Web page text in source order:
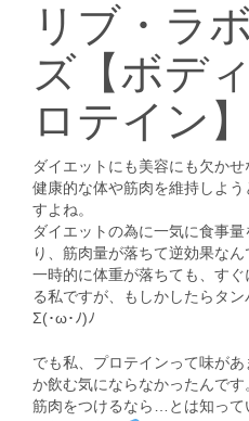
リブ・ラ
ズ【ボデ
ロテイン】
ダイエットにも美容にも欠かせ
健康的な体や筋肉を維持しよ
すよね。
ダイエットの為に一気に食事
り、筋肉量が落ちて逆効果なん
一時的に体重が落ちても、す
る私ですが、もしかしたらタ
Σ(･ω･ﾉ)ﾉ
でも私、プロテインって味が
か飲む気にならなかったんです
筋肉をつけるなら…とは知って